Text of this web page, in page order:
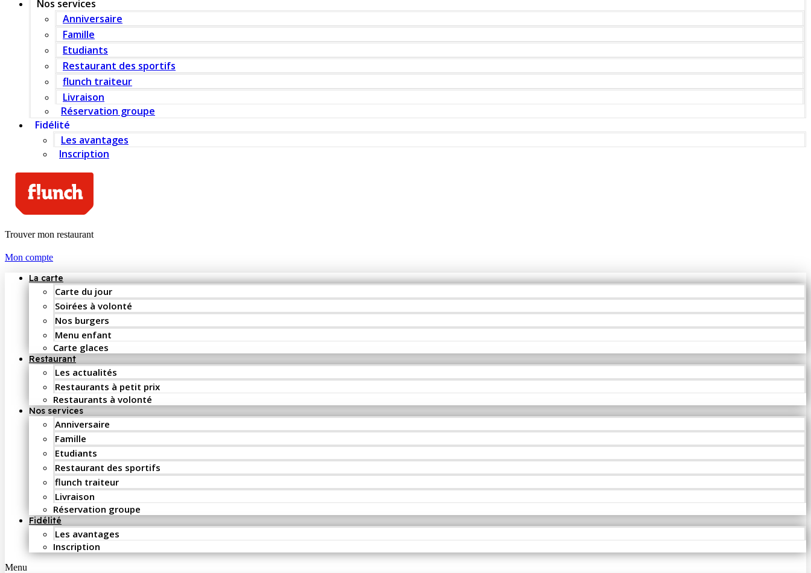
Nos services
Anniversaire
Famille
Etudiants
Restaurant des sportifs
flunch traiteur
Livraison
Réservation groupe
Fidélité
Les avantages
Inscription
Trouver mon restaurant
Mon compte
La carte
Carte du jour
Soirées à volonté
Nos burgers
Menu enfant
Carte glaces
Restaurant
Les actualités
Restaurants à petit prix
Restaurants à volonté
Nos services
Anniversaire
Famille
Etudiants
Restaurant des sportifs
flunch traiteur
Livraison
Réservation groupe
Fidélité
Les avantages
Inscription
Menu